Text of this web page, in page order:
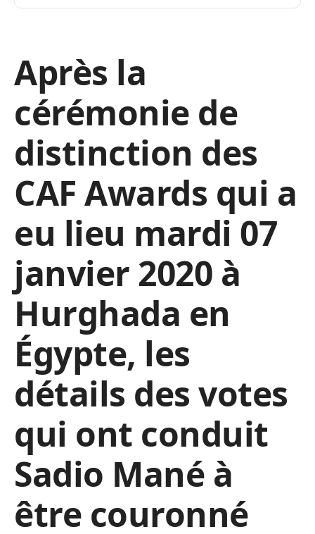
Après la
cérémonie de
distinction des
CAF Awards qui a
eu lieu mardi 07
janvier 2020 à
Hurghada en
Égypte, les
détails des votes
qui ont conduit
Sadio Mané à
être couronné